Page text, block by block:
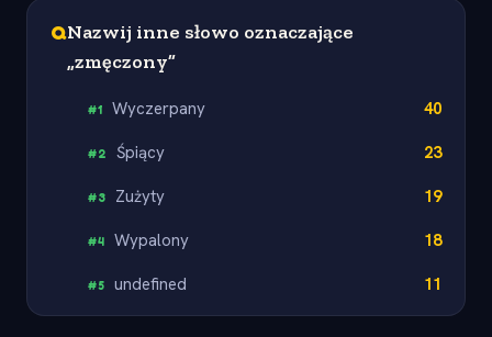
QNazwij inne słowo oznaczające
„zmęczony”
#1 Wyczerpany 40
#2 Śpiący 23
#3 Zużyty 19
#4 Wypalony 18
#5 undefined 11